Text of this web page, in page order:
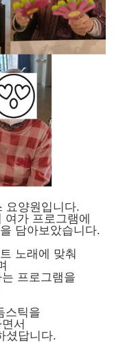
요양원입니다.
여가 프로그램에
담아보았습니다.
노래에 맞춰
프로그램을
스틱을
서
셨답니다.